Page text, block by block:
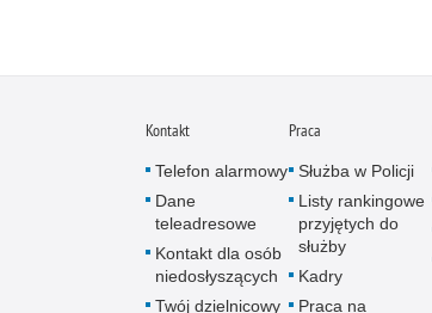
Kontakt
Telefon alarmowy
Dane
teleadresowe
Kontakt dla osób
niedosłyszących
Twój dzielnicowy
Praca
Służba w Policji
Listy rankingowe
przyjętych do
służby
Kadry
Praca na